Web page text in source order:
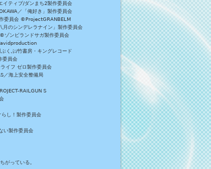
ティブ/ダンまち2製作委員会
／「俺好き」製作委員会
委員会 ©ProjectGRANBELM
のシンデレラナイン」製作委員会
ンビランドサガ製作委員会
ぶ/竹書房・キングレコード
委員会
イフ ゼロ製作委員会
海上安全整備局
RAILGUN S
し！製作委員会
い製作委員会
がっている。